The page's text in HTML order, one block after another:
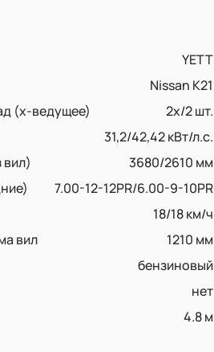
YETT
Nissan K21
(x-ведущее)
2х/2 шт.
31,2/42,42 кВт/л.с.
3680/2610 мм
7.00-12-12PR/6.00-9-10PR
18/18 км/ч
вил
1210 мм
бензиновый
нет
4.8 м